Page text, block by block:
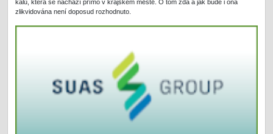
kalů, která se nachází přímo v krajském městě. O tom zda a jak bude i ona
zlikvidována není doposud rozhodnuto.